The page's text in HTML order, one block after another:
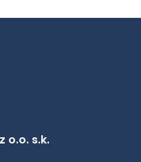
o.o. s.k.